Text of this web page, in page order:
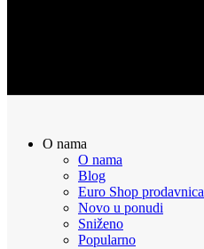
O nama
O nama
Blog
Euro Shop prodavnica
Novo u ponudi
Sniženo
Popularno